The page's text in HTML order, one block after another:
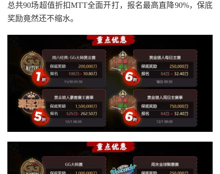
总共90场超值折扣MTT全面开打，报名最高直降90%，保底
奖励竟然还不缩水。